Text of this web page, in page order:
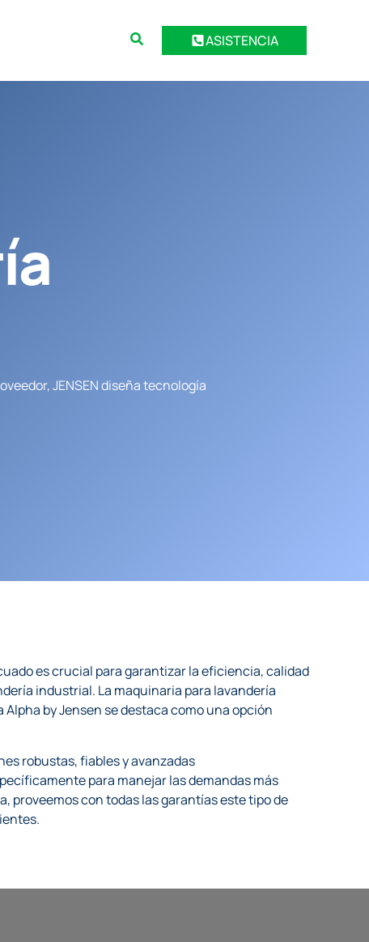
ASISTENCIA
JENSEN diseña tecnología
es crucial para garantizar la eficiencia, calidad
industrial. La maquinaria para lavandería
by Jensen se destaca como una opción
robustas, fiables y avanzadas
para manejar las demandas más
proveemos con todas las garantías este tipo de